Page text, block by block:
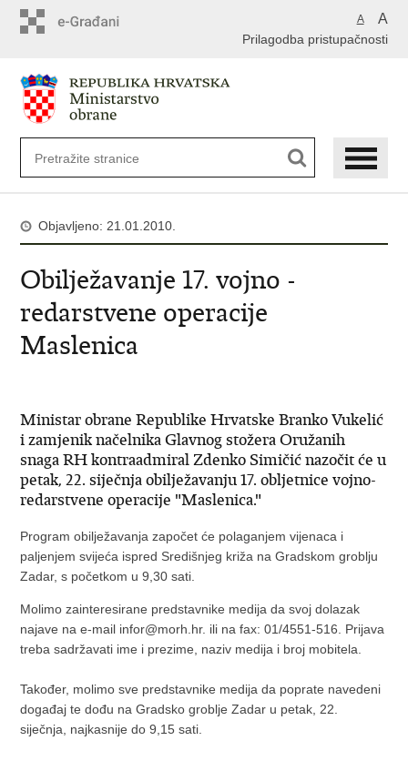
A A
Prilagodba pristupačnosti
Objavljeno: 21.01.2010.
Obilježavanje 17. vojno -
redarstvene operacije
Maslenica
Ministar obrane Republike Hrvatske Branko Vukelić
i zamjenik načelnika Glavnog stožera Oružanih
snaga RH kontraadmiral Zdenko Simičić nazočit će u
petak, 22. siječnja obilježavanju 17. obljetnice vojno-
redarstvene operacije "Maslenica."
Program obilježavanja započet će polaganjem vijenaca i
paljenjem svijeća ispred Središnjeg križa na Gradskom groblju
Zadar, s početkom u 9,30 sati.
Molimo zainteresirane predstavnike medija da svoj dolazak
najave na e-mail infor@morh.hr. ili na fax: 01/4551-516. Prijava
treba sadržavati ime i prezime, naziv medija i broj mobitela.
Također, molimo sve predstavnike medija da poprate navedeni
događaj te dođu na Gradsko groblje Zadar u petak, 22.
siječnja, najkasnije do 9,15 sati.